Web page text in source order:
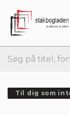
Til dig som